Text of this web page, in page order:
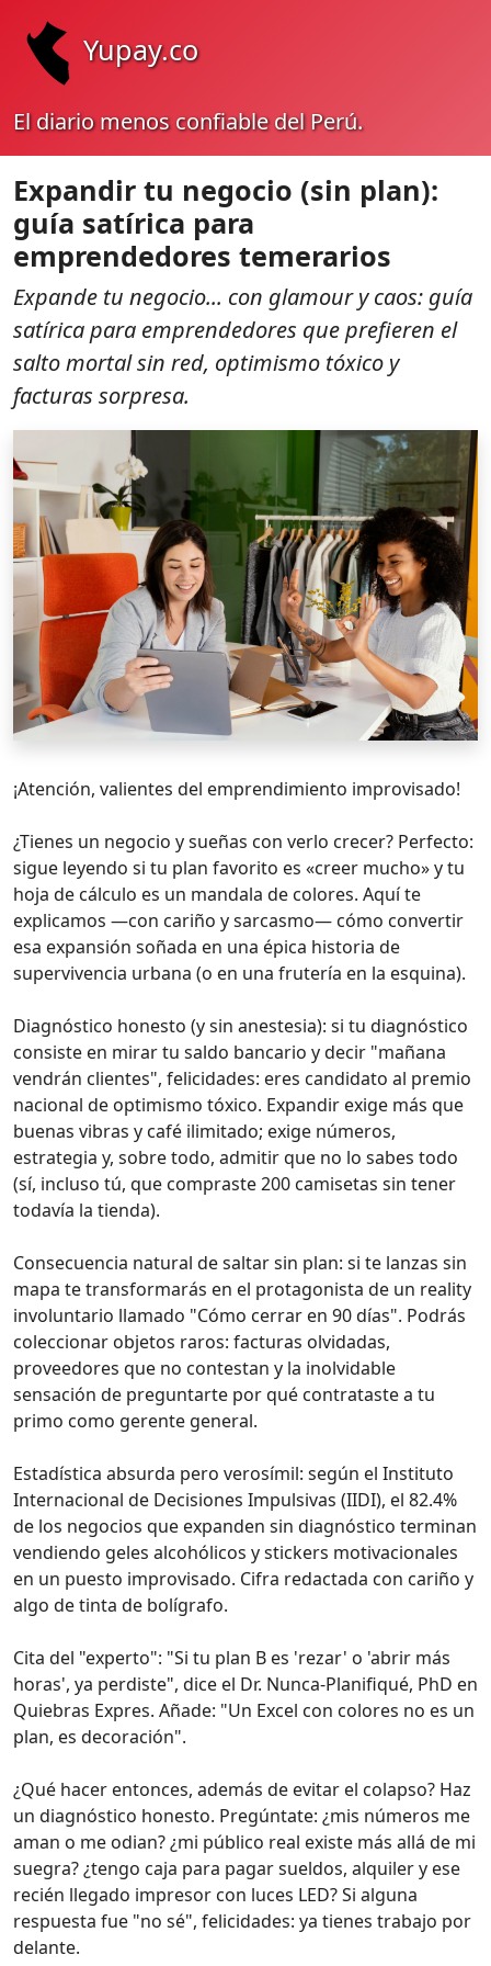
Yupay.co
El diario menos confiable del Perú.
Expandir tu negocio (sin plan):
guía satírica para
emprendedores temerarios
Expande tu negocio... con glamour y caos: guía
satírica para emprendedores que prefieren el
salto mortal sin red, optimismo tóxico y
facturas sorpresa.
¡Atención, valientes del emprendimiento improvisado!
¿Tienes un negocio y sueñas con verlo crecer? Perfecto:
sigue leyendo si tu plan favorito es «creer mucho» y tu
hoja de cálculo es un mandala de colores. Aquí te
explicamos —con cariño y sarcasmo— cómo convertir
esa expansión soñada en una épica historia de
supervivencia urbana (o en una frutería en la esquina).
Diagnóstico honesto (y sin anestesia): si tu diagnóstico
consiste en mirar tu saldo bancario y decir "mañana
vendrán clientes", felicidades: eres candidato al premio
nacional de optimismo tóxico. Expandir exige más que
buenas vibras y café ilimitado; exige números,
estrategia y, sobre todo, admitir que no lo sabes todo
(sí, incluso tú, que compraste 200 camisetas sin tener
todavía la tienda).
Consecuencia natural de saltar sin plan: si te lanzas sin
mapa te transformarás en el protagonista de un reality
involuntario llamado "Cómo cerrar en 90 días". Podrás
coleccionar objetos raros: facturas olvidadas,
proveedores que no contestan y la inolvidable
sensación de preguntarte por qué contrataste a tu
primo como gerente general.
Estadística absurda pero verosímil: según el Instituto
Internacional de Decisiones Impulsivas (IIDI), el 82.4%
de los negocios que expanden sin diagnóstico terminan
vendiendo geles alcohólicos y stickers motivacionales
en un puesto improvisado. Cifra redactada con cariño y
algo de tinta de bolígrafo.
Cita del "experto": "Si tu plan B es 'rezar' o 'abrir más
horas', ya perdiste", dice el Dr. Nunca-Planifiqué, PhD en
Quiebras Expres. Añade: "Un Excel con colores no es un
plan, es decoración".
¿Qué hacer entonces, además de evitar el colapso? Haz
un diagnóstico honesto. Pregúntate: ¿mis números me
aman o me odian? ¿mi público real existe más allá de mi
suegra? ¿tengo caja para pagar sueldos, alquiler y ese
recién llegado impresor con luces LED? Si alguna
respuesta fue "no sé", felicidades: ya tienes trabajo por
delante.